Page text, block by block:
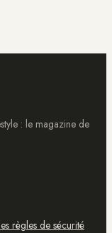
: le magazine de
règles de sécurité